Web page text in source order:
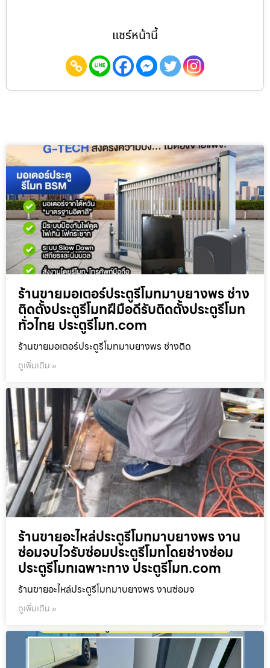
แชร์หน้านี้
ร้านขายมอเตอร์ประตูรีโมทมาบยางพร ช่าง
ติดตั้งประตูรีโมทฝีมือดีรับติดตั้งประตูรีโมท
ทั่วไทย ประตูรีโมท.com
ร้านขายมอเตอร์ประตูรีโมทมาบยางพร ช่างติด
ดูเพิ่มเติม »
ร้านขายอะไหล่ประตูรีโมทมาบยางพร งาน
ซ่อมจบไวรับซ่อมประตูรีโมทโดยช่างซ่อม
ประตูรีโมทเฉพาะทาง ประตูรีโมท.com
ร้านขายอะไหล่ประตูรีโมทมาบยางพร งานซ่อมจ
ดูเพิ่มเติม »